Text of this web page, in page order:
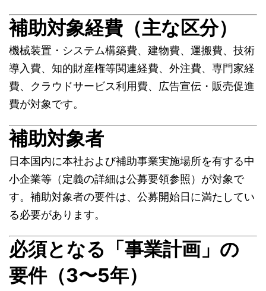
補助対象経費（主な区分）
機械装置・システム構築費、建物費、運搬費、技術
導入費、知的財産権等関連経費、外注費、専門家経
費、クラウドサービス利用費、広告宣伝・販売促進
費が対象です。
補助対象者
日本国内に本社および補助事業実施場所を有する中
小企業等（定義の詳細は公募要領参照）が対象で
す。補助対象者の要件は、公募開始日に満たしてい
る必要があります。
必須となる「事業計画」の
要件（3〜5年）